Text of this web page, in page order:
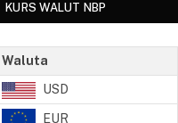
KURS WALUT NBP
Waluta
USD
EUR